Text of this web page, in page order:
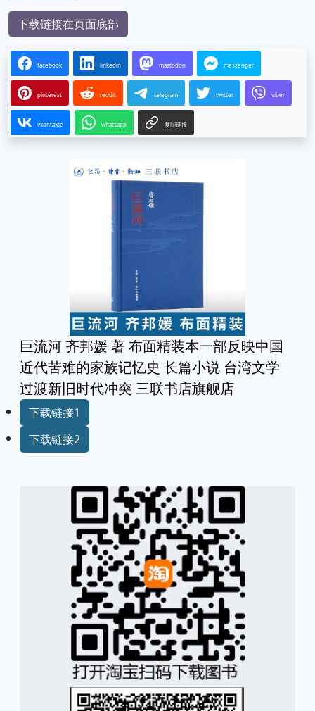
下载链接在页面底部
facebook linkedin mastodon messenger
pinterest reddit telegram twitter viber
vkontakte whatsapp 复制链接
巨流河 齐邦媛 著 布面精装本一部反映中国
近代苦难的家族记忆史 长篇小说 台湾文学
过渡新旧时代冲突 三联书店旗舰店
下载链接1
下载链接2